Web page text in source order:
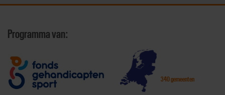
Programma van:
340 gemeenten